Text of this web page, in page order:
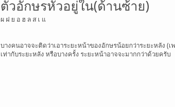
ตัวอักษรหัวอยู่ใน(ด้านซ้าย)
ผ ฝ ย อ ฮ ล ส เ แ
บางคนอาจจะติดว่าเอาระยะหน้าของอักษรน้อยกว่าระยะหลัง (
เท่ากับระยะหลัง หรือบางครั้ง ระยะหน้าอาจจะมากกว่าด้วยครับ